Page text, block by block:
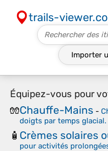
trails-
Importer
Équipez-vous pour
🧤Chauffe-Mains -
doigts par temps glacial.
🧴 Crèmes solaires
pour activités